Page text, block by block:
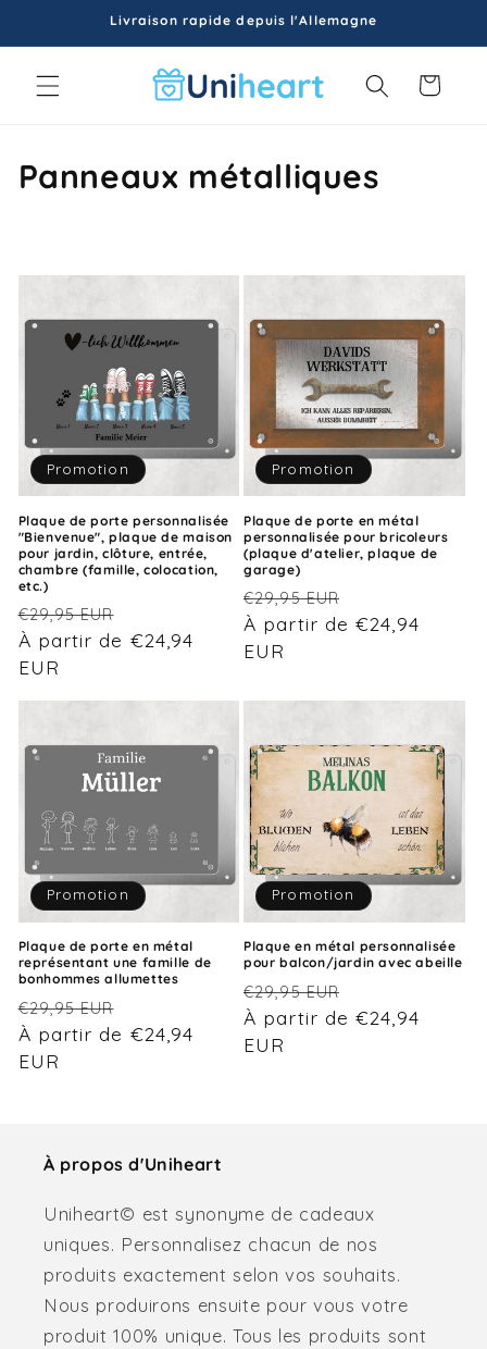
au
Livraison rapide depuis l'Allemagne
Panier
C
o
n
:
Panneaux métalliques
Promotion
Plaque de porte personnalisée
"Bienvenue", plaque de maison
pour jardin, clôture, entrée,
chambre (famille, colocation,
etc.)
Prix
habituel
€29,95 EUR
promotionnel
À partir de €24,94
EUR
Promotion
Plaque de porte en métal
personnalisée pour bricoleurs
(plaque d'atelier, plaque de
garage)
Prix
habituel
€29,95 EUR
promotionnel
À partir de €24,94
EUR
Promotion
Plaque de porte en métal
représentant une famille de
bonhommes allumettes
Prix
habituel
€29,95 EUR
promotionnel
À partir de €24,94
EUR
Promotion
Plaque en métal personnalisée
pour balcon/jardin avec abeille
Prix
habituel
€29,95 EUR
promotionnel
À partir de €24,94
EUR
À propos d'Uniheart
Uniheart© est synonyme de cadeaux
uniques. Personnalisez chacun de nos
produits exactement selon vos souhaits.
Nous produirons ensuite pour vous votre
produit 100% unique. Tous les produits sont